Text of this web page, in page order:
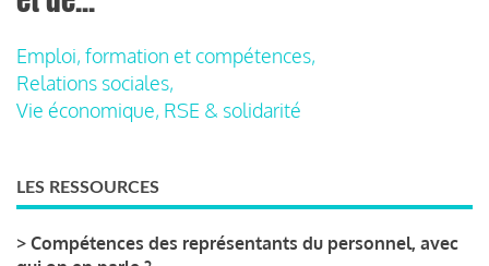
Emploi, formation et compétences,
Relations sociales,
Vie économique, RSE & solidarité
LES RESSOURCES
> Compétences des représentants du personnel, avec